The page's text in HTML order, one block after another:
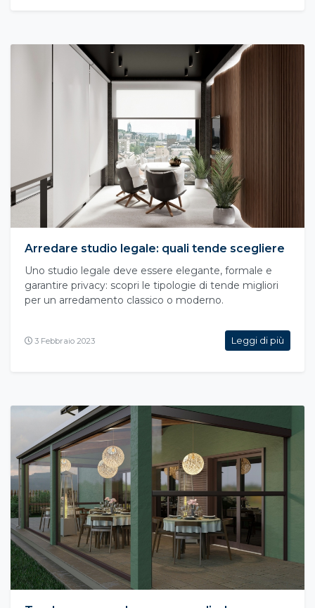
Arredare studio legale: quali tende scegliere
Uno studio legale deve essere elegante, formale e
garantire privacy: scopri le tipologie di tende migliori
per un arredamento classico o moderno.
3 Febbraio 2023 Leggi di più